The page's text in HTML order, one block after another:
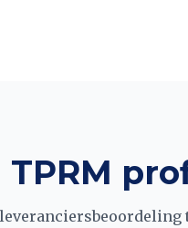
TPRM